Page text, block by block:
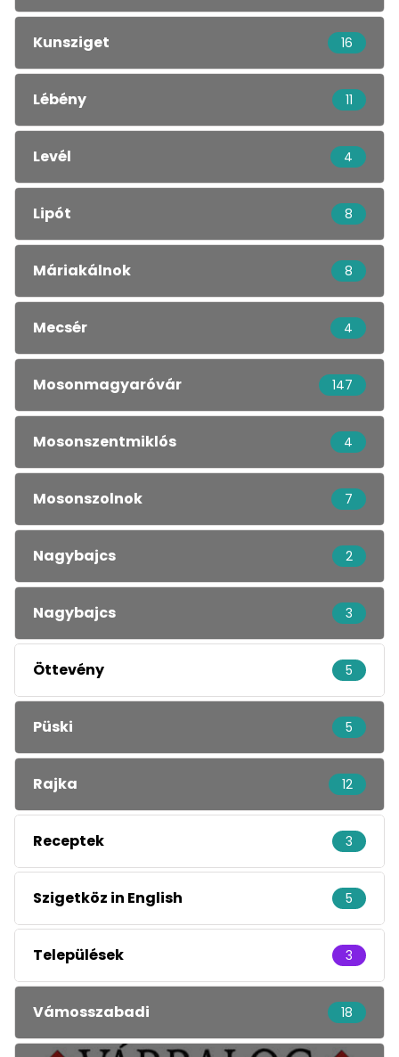
Kunsziget 16
Lébény 11
Levél 4
Lipót 8
Máriakálnok 8
Mecsér 4
Mosonmagyaróvár 147
Mosonszentmiklós 4
Mosonszolnok 7
Nagybajcs 2
Nagybajcs 3
Öttevény 5
Püski 5
Rajka 12
Receptek 3
Szigetköz in English 5
Települések 3
Vámosszabadi 18